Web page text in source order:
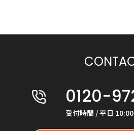
0120-
受付時間 / 平日